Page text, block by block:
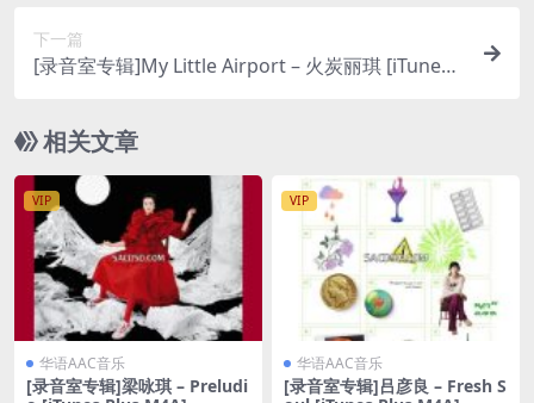
下一篇
[录音室专辑]My Little Airport – 火炭丽琪 [iTunes
相关文章
VIP
华语AAC音乐
[录音室专辑]梁咏琪 – Preludi
VIP
华语AAC音乐
[录音室专辑]吕彦良 – Fresh S